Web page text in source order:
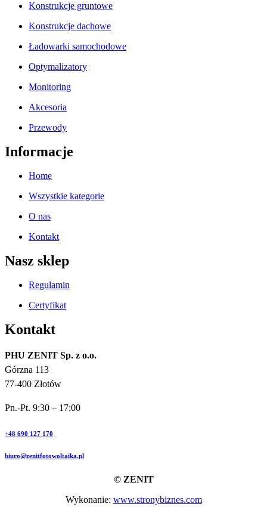
Konstrukcje gruntowe
Konstrukcje dachowe
Ładowarki samochodowe
Optymalizatory
Monitoring
Akcesoria
Przewody
Informacje
Home
Wszystkie kategorie
O nas
Kontakt
Nasz sklep
Regulamin
Certyfikat
Kontakt
PHU ZENIT Sp. z o.o.
Górzna 113
77-400 Złotów
Pn.-Pt. 9:30 – 17:00
+48 690 127 170
biuro@zenitfotowoltaika.pl
© ZENIT
Wykonanie: www.stronybiznes.com